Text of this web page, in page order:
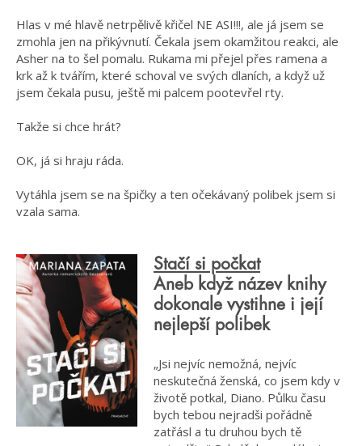
Hlas v mé hlavě netrpělivě křičel NE ASI!!!, ale já jsem se
zmohla jen na přikývnutí. Čekala jsem okamžitou reakci, ale
Asher na to šel pomalu. Rukama mi přejel přes ramena a
krk až k tvářím, které schoval ve svých dlaních, a když už
jsem čekala pusu, ještě mi palcem pootevřel rty.
Takže si chce hrát?
OK, já si hraju ráda.
Vytáhla jsem se na špičky a ten očekávaný polibek jsem si
vzala sama.
Stačí si počkat
Aneb když název knihy
dokonale vystihne i její
nejlepší polibek
„Jsi nejvíc nemožná, nejvíc
neskutečná ženská, co jsem kdy v
životě potkal, Diano. Půlku času
bych tebou nejradši pořádně
zatřásl a tu druhou bych tě